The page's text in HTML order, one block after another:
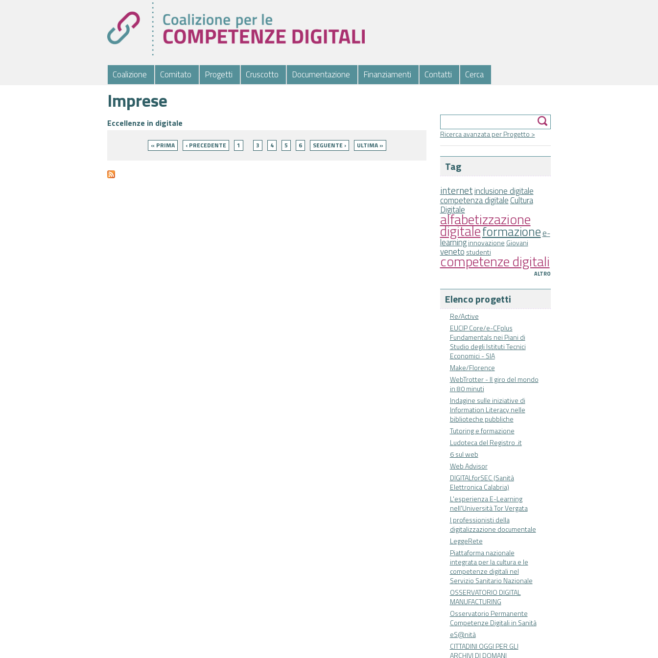
Coalizione Comitato Progetti Cruscotto Documentazione Finanziamenti Contatti Cerca
Ricerca avanzata per Progetto >
Tag
internetinclusione digitale
competenza digitaleCultura
Digitale
alfabetizzazione
digitaleformazionee-
learning innovazione Giovani
veneto studenti
competenze digitali
ALTRO
Elenco progetti
Re/Active
EUCIP Core/e-CFplus
Fundamentals nei Piani di
Studio degli Istituti Tecnici
Economici - SIA
Make/Florence
WebTrotter - Il giro del mondo
in 80 minuti
Indagine sulle iniziative di
Information Literacy nelle
biblioteche pubbliche
Tutoring e formazione
Ludoteca del Registro .it
6 sul web
Web Advisor
DIGITALforSEC (Sanità
Elettronica Calabria)
L'esperienza E-Learning
nell'Università Tor Vergata
I professionisti della
digitalizzazione documentale
LeggeRete
Piattaforma nazionale
integrata per la cultura e le
competenze digitali nel
Servizio Sanitario Nazionale
OSSERVATORIO DIGITAL
MANUFACTURING
Osservatorio Permanente
Competenze Digitali in Sanità
eS@nità
CITTADINI OGGI PER GLI
ARCHIVI DI DOMANI
Imprese
Eccellenze in digitale
« PRIMA ‹ PRECEDENTE 1 3 4 5 6 SEGUENTE › ULTIMA »